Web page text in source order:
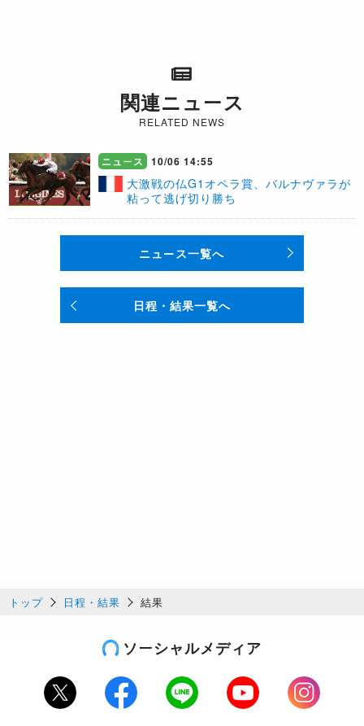
関連ニュース
RELATED NEWS
ニュース 10/06 14:55
大激戦の仏G1オペラ賞、バルナヴァラが
粘って逃げ切り勝ち
ニュース一覧へ
日程・結果一覧へ
トップ 日程・結果 結果
ソーシャルメディア
Twitter Facebook LINE Youtube
Instagram